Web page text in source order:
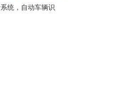
统，自动车辆识